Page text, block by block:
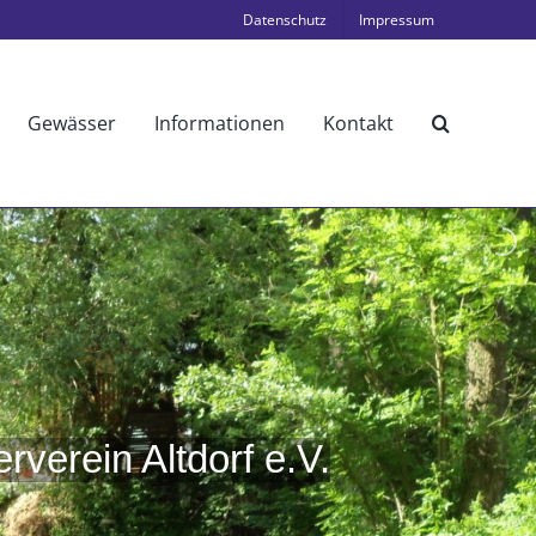
Datenschutz Impressum
Gewässer Informationen Kontakt
Altdorf e.V.